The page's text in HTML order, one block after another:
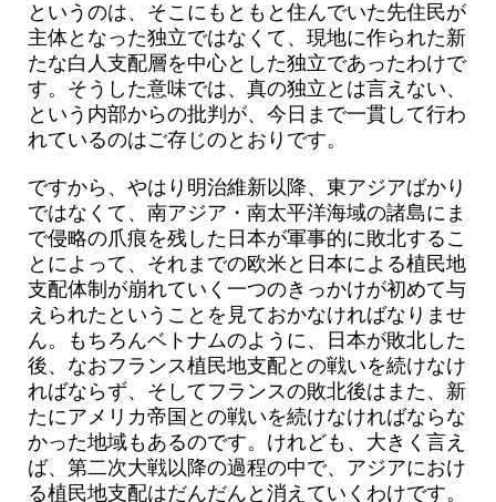
というのは、そこにもともと住んでいた先住民が
主体となった独立ではなくて、現地に作られた新
たな白人支配層を中心とした独立であったわけで
す。そうした意味では、真の独立とは言えない、
という内部からの批判が、今日まで一貫して行わ
れているのはご存じのとおりです。
ですから、やはり明治維新以降、東アジアばかり
ではなくて、南アジア・南太平洋海域の諸島にま
で侵略の爪痕を残した日本が軍事的に敗北するこ
とによって、それまでの欧米と日本による植民地
支配体制が崩れていく一つのきっかけが初めて与
えられたということを見ておかなければなりませ
ん。もちろんベトナムのように、日本が敗北した
後、なおフランス植民地支配との戦いを続けなけ
ればならず、そしてフランスの敗北後はまた、新
たにアメリカ帝国との戦いを続けなければならな
かった地域もあるのです。けれども、大きく言え
ば、第二次大戦以降の過程の中で、アジアにおけ
る植民地支配はだんだんと消えていくわけです。